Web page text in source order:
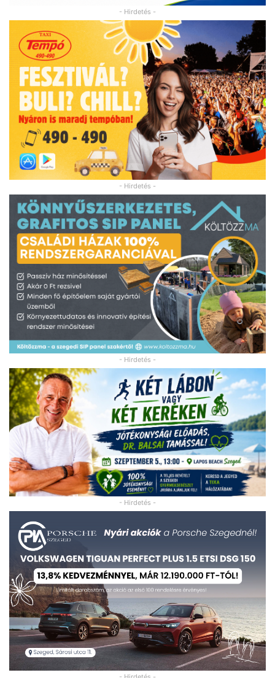
- Hirdetés -
- Hirdetés -
- Hirdetés -
- Hirdetés -